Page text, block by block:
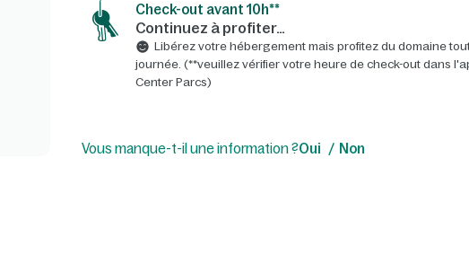
Check-out avant 10h**
Continuez à profiter…
Libérez votre hébergement mais profitez du domaine
journée. (**veuillez vérifier votre heure de check-out dans
Center Parcs)
Vous manque-t-il une information ?Oui Non